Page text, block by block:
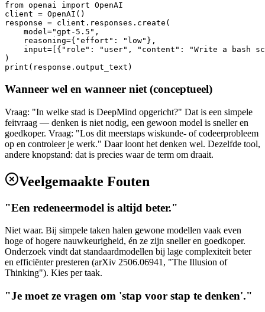
from openai import OpenAI
client = OpenAI()
response = client.responses.create(
    model="gpt-5.5",
    reasoning={"effort": "low"},
input=[{"role": "user", "content": "Write a bash
)
print(response.output_text)
Wanneer wel en wanneer niet (conceptueel)
Vraag: "In welke stad is DeepMind opgericht?" Dat is een simpele
feitvraag — denken is niet nodig, een gewoon model is sneller en
goedkoper. Vraag: "Los dit meerstaps wiskunde- of codeerprobleem
op en controleer je werk." Daar loont het denken wel. Dezelfde tool,
andere knopstand: dat is precies waar de term om draait.
Veelgemaakte Fouten
"Een redeneermodel is altijd beter."
Niet waar. Bij simpele taken halen gewone modellen vaak even
hoge of hogere nauwkeurigheid, én ze zijn sneller en goedkoper.
Onderzoek vindt dat standaardmodellen bij lage complexiteit beter
en efficiënter presteren (arXiv 2506.06941, "The Illusion of
Thinking"). Kies per taak.
"Je moet ze vragen om 'stap voor stap te denken'."